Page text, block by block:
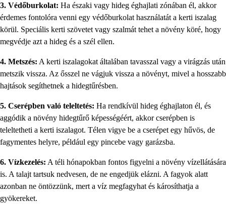
3. Védőburkolat: Ha északi vagy hideg éghajlati zónában él, akkor
érdemes fontolóra venni egy védőburkolat használatát a kerti iszalag
körül. Speciális kerti szövetet vagy szalmát tehet a növény köré, hogy
megvédje azt a hideg és a szél ellen.
4. Metszés: A kerti iszalagokat általában tavasszal vagy a virágzás után
metszik vissza. Az ősszel ne vágjuk vissza a növényt, mivel a hosszabb
hajtások segíthetnek a hidegtűrésben.
5. Cserépben való teleltetés: Ha rendkívül hideg éghajlaton él, és
aggódik a növény hidegtűrő képességéért, akkor cserépben is
teleltetheti a kerti iszalagot. Télen vigye be a cserépet egy hűvös, de
fagymentes helyre, például egy pincebe vagy garázsba.
6. Vízkezelés: A téli hónapokban fontos figyelni a növény vízellátására
is. A talajt tartsuk nedvesen, de ne engedjük elázni. A fagyok alatt
azonban ne öntözzünk, mert a víz megfagyhat és károsíthatja a
gyökereket.